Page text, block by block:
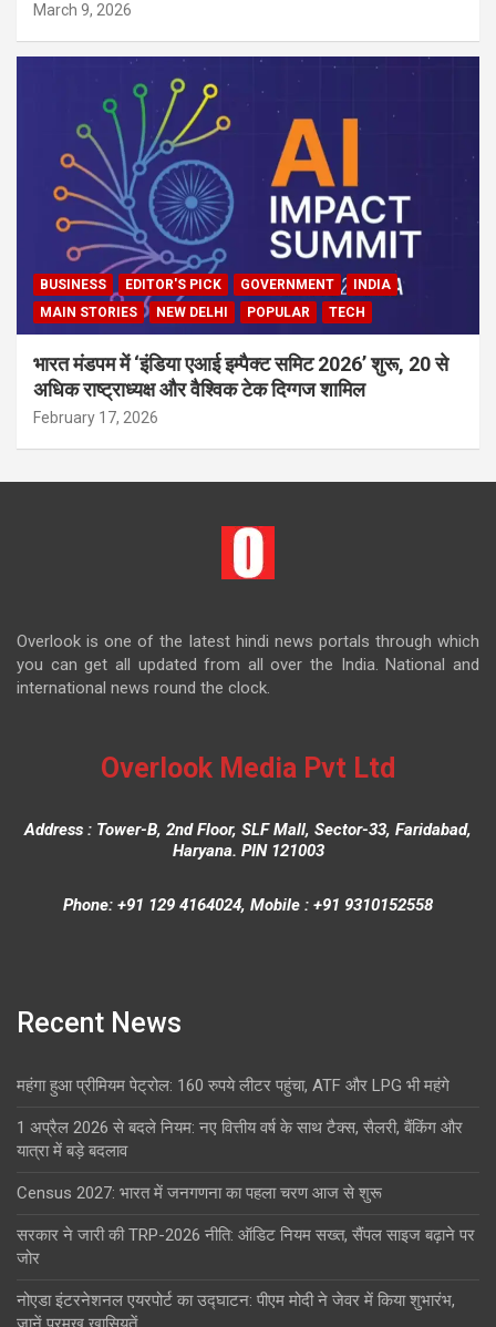
March 9, 2026
BUSINESS EDITOR'S PICK GOVERNMENT
INDIA
MAIN STORIES
NEW DELHI POPULAR TECH
भारत मंडपम में ‘इंडिया एआई इम्पैक्ट समिट 2026’ शुरू, 20 से
अधिक राष्ट्राध्यक्ष और वैश्विक टेक दिग्गज शामिल
February 17, 2026
Overlook is one of the latest hindi news portals through which
you can get all updated from all over the India. National and
international news round the clock.
Overlook Media Pvt Ltd
Address : Tower-B, 2nd Floor, SLF Mall, Sector-33, Faridabad,
Haryana. PIN 121003
Phone: +91 129 4164024, Mobile : +91 9310152558
Recent News
महंगा हुआ प्रीमियम पेट्रोल: 160 रुपये लीटर पहुंचा, ATF और LPG भी महंगे
1 अप्रैल 2026 से बदले नियम: नए वित्तीय वर्ष के साथ टैक्स, सैलरी, बैंकिंग और
यात्रा में बड़े बदलाव
Census 2027: भारत में जनगणना का पहला चरण आज से शुरू
सरकार ने जारी की TRP-2026 नीति: ऑडिट नियम सख्त, सैंपल साइज बढ़ाने पर
जोर
नोएडा इंटरनेशनल एयरपोर्ट का उद्घाटन: पीएम मोदी ने जेवर में किया शुभारंभ,